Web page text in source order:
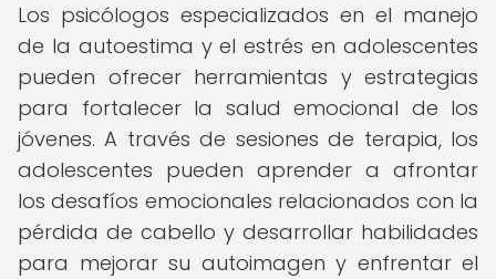
Los psicólogos especializados en el manejo
de la autoestima y el estrés en adolescentes
pueden ofrecer herramientas y estrategias
para fortalecer la salud emocional de los
jóvenes. A través de sesiones de terapia, los
adolescentes pueden aprender a afrontar
los desafíos emocionales relacionados con la
pérdida de cabello y desarrollar habilidades
para mejorar su autoimagen y enfrentar el